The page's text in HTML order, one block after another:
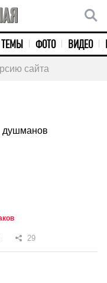
ТЕМЫ ФОТО ВИДЕО
сайта
душманов
29